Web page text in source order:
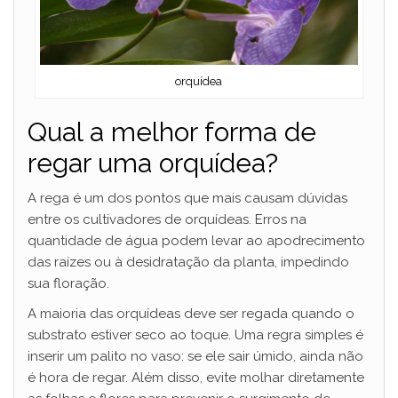
orquídea
Qual a melhor forma de
regar uma orquídea?
A rega é um dos pontos que mais causam dúvidas
entre os cultivadores de orquídeas. Erros na
quantidade de água podem levar ao apodrecimento
das raízes ou à desidratação da planta, impedindo
sua floração.
A maioria das orquídeas deve ser regada quando o
substrato estiver seco ao toque. Uma regra simples é
inserir um palito no vaso: se ele sair úmido, ainda não
é hora de regar. Além disso, evite molhar diretamente